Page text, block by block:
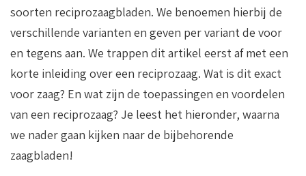
soorten reciprozaagbladen. We benoemen hierbij de
verschillende varianten en geven per variant de voor
en tegens aan. We trappen dit artikel eerst af met een
korte inleiding over een reciprozaag. Wat is dit exact
voor zaag? En wat zijn de toepassingen en voordelen
van een reciprozaag? Je leest het hieronder, waarna
we nader gaan kijken naar de bijbehorende
zaagbladen!